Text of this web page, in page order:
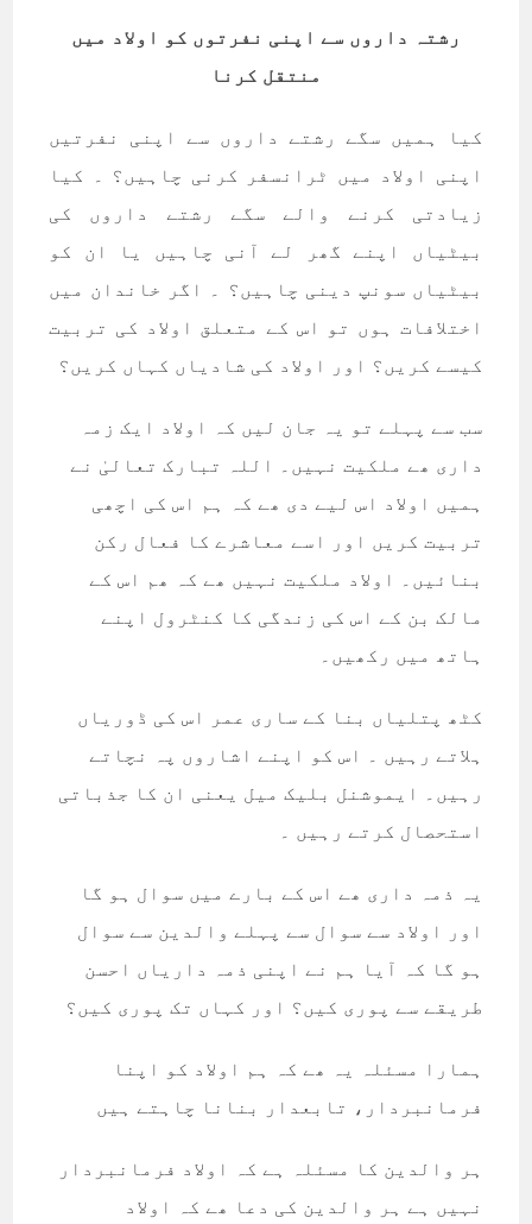
رشتہ داروں سے اپنی نفرتوں کو اولاد میں
منتقل کرنا
کیا ہمیں سگے رشتے داروں سے اپنی نفرتیں
اپنی اولاد میں ٹرانسفر کرنی چاہیں؟ ۔ کیا
زیادتی کرنے والے سگے رشتے داروں کی
بیٹیاں اپنے گھر لے آنی چاہیں یا ان کو
بیٹیاں سونپ دینی چاہیں؟ ۔ اگر خاندان میں
اختلافات ہوں تو اس کے متعلق اولاد کی تربیت
کیسے کریں؟ اور اولاد کی شادیاں کہاں کریں؟
سب سے پہلے تو یہ جان لیں کہ اولاد ایک زمہ
داری ھے ملکیت نہیں۔ اللہ تبارک تعالیٰ نے
ہمیں اولاد اس لیے دی ھے کہ ہم اس کی اچھی
تربیت کریں اور اسے معاشرے کا فعال رکن
بنائیں۔ اولاد ملکیت نہیں ھے کہ ھم اس کے
مالک بن کے اس کی زندگی کا کنٹرول اپنے
ہاتھ میں رکھیں۔
کٹھ پتلیاں بنا کے ساری عمر اس کی ڈوریاں
ہلاتے رہیں ۔ اس کو اپنے اشاروں پہ نچاتے
رہیں۔ ایموشنل بلیک میل یعنی ان کا جذباتی
استحصال کرتے رہیں ۔
یہ ذمہ داری ھے اس کے بارے میں سوال ہو گا
اور اولاد سے سوال سے پہلے والدین سے سوال
ہو گا کہ آیا ہم نے اپنی ذمہ داریاں احسن
طریقے سے پوری کیں؟ اور کہاں تک پوری کیں؟
ہمارا مسئلہ یہ ھے کہ ہم اولاد کو اپنا
فرمانبردار، تابعدار بنانا چاہتے ہیں
ہر والدین کا مسئلہ ہے کہ اولاد فرمانبردار
نہیں ہے ہر والدین کی دعا ھے کہ اولاد